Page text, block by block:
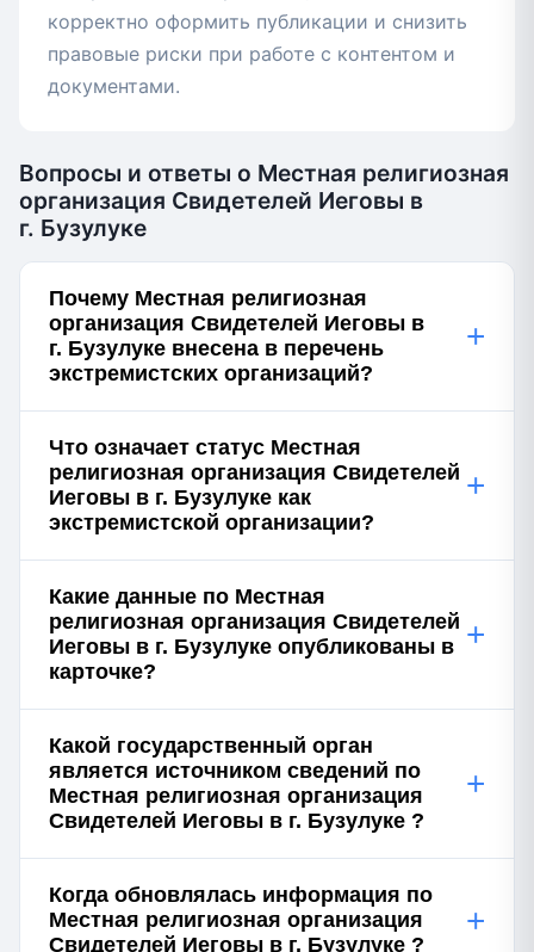
корректно оформить публикации и снизить
правовые риски при работе с контентом и
документами.
Вопросы и ответы о Местная религиозная
организация Свидетелей Иеговы в
г. Бузулуке
Почему Местная религиозная
организация Свидетелей Иеговы в
г. Бузулуке внесена в перечень
экстремистских организаций?
+
Что означает статус Местная
религиозная организация Свидетелей
Иеговы в г. Бузулуке как
экстремистской организации?
+
Какие данные по Местная
религиозная организация Свидетелей
Иеговы в г. Бузулуке опубликованы в
карточке?
+
Какой государственный орган
является источником сведений по
Местная религиозная организация
Свидетелей Иеговы в г. Бузулуке ?
+
Когда обновлялась информация по
Местная религиозная организация
Свидетелей Иеговы в г. Бузулуке ?
+